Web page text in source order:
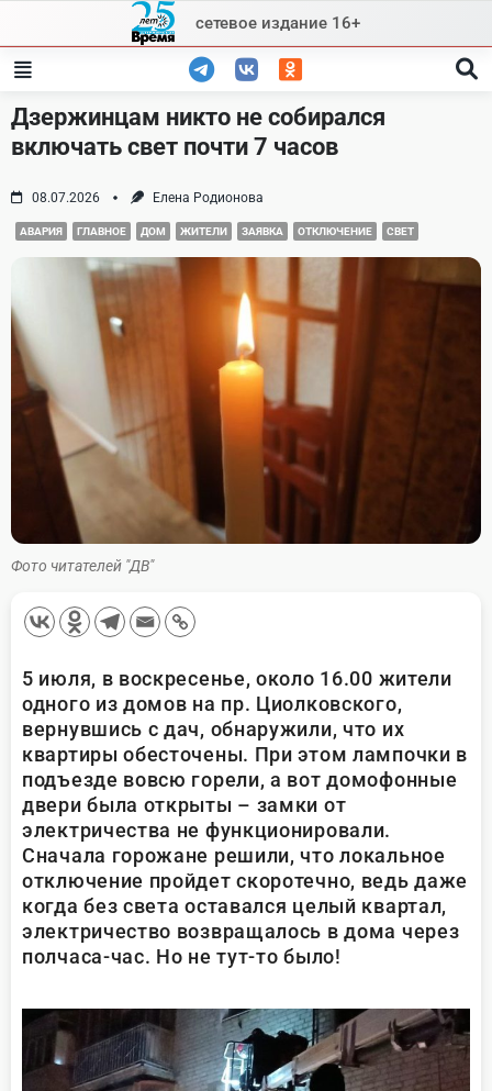
content
сетевое издание 16+
Дзержинцам никто не собирался
включать свет почти 7 часов
08.07.2026 Елена Родионова
АВАРИЯ ГЛАВНОЕ ДОМ ЖИТЕЛИ ЗАЯВКА ОТКЛЮЧЕНИЕ СВЕТ
Фото читателей "ДВ"
5 июля, в воскресенье, около 16.00 жители
одного из домов на пр. Циолковского,
вернувшись с дач, обнаружили, что их
квартиры обесточены. При этом лампочки в
подъезде вовсю горели, а вот домофонные
двери была открыты – замки от
электричества не функционировали.
Сначала горожане решили, что локальное
отключение пройдет скоротечно, ведь даже
когда без света оставался целый квартал,
электричество возвращалось в дома через
полчаса-час. Но не тут-то было!